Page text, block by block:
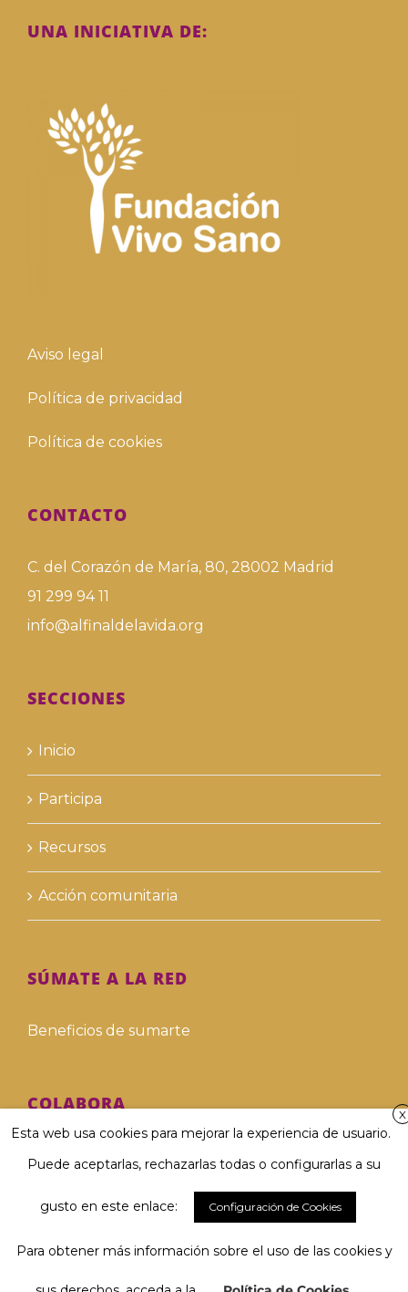
UNA INICIATIVA DE:
Aviso legal
Política de privacidad
Política de cookies
CONTACTO
C. del Corazón de María, 80, 28002 Madrid
91 299 94 11
info@alfinaldelavida.org
SECCIONES
Inicio
Participa
Recursos
Acción comunitaria
SÚMATE A LA RED
Beneficios de sumarte
COLABORA
Hazte voluntari@
Hazte donante
Involucra a tu empresa
X
Esta web usa cookies para mejorar la experiencia de usuario.
Puede aceptarlas, rechazarlas todas o configurarlas a su
gusto en este enlace: Configuración de Cookies
Para obtener más información sobre el uso de las cookies y
Hablar y ser comprendido/a...